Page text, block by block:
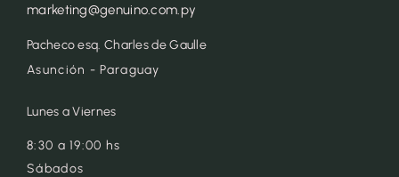
marketing@genuino.com.py
Pacheco esq. Charles de Gaulle
Asunción - Paraguay
Lunes a Viernes
8:30 a 19:00 hs
Sábados